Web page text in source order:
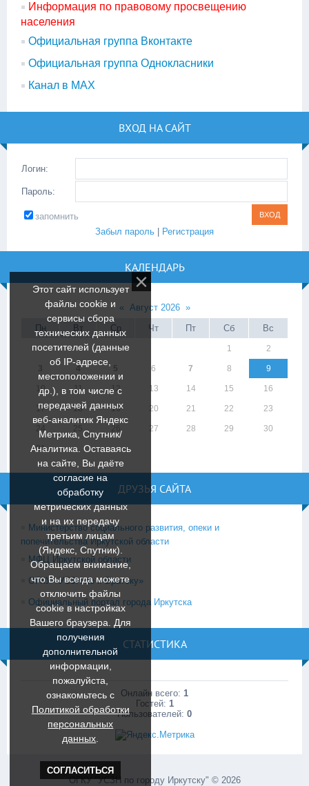
Информация по правовому просвещению
населения
Официальная группа Вконтакте
Официальная группа Однокласники
Канал в МАХ
ВХОД НА САЙТ
Логин:
Пароль:
запомнить
Забыл пароль
Регистрация
КАЛЕНДАРЬ
« Август 2026 »
Пн
Вт Ср Чт Пт Сб Вс
1 2
6 7 8 9
10 11 12 13 14 15 16
17 18 19 20 21 22 23
24 27 28 29 30
31
ДРУЗЬЯ САЙТА
Министерство социального развития, опеки и
попечительства Иркутской области
МФЦ Иркутской области
ОГКУ «УСЗН по г. Братску»
Официальный портал города Иркутска
СТАТИСТИКА
Онлайн всего: 1
Гостей: 1
Пользователей: 0
ОГКУ "УСЗН по городу Иркутску" © 2026
Этот сайт использует
файлы cookie и
сервисы сбора
технических данных
посетителей (данные
об IP-адресе,
местоположении и
др.), в том числе с
передачей данных
веб-аналитик Яндекс
Метрика, Спутник/
Аналитика. Оставаясь
на сайте, Вы даёте
согласие на
обработку
метрических данных
и на их передачу
третьим лицам
(Яндекс, Спутник).
Обращаем внимание,
что Вы всегда можете
отключить файлы
cookie в настройках
Вашего браузера. Для
получения
дополнительной
информации,
пожалуйста,
ознакомьтесь c
Политикой обработки
персональных
данных
СОГЛАСИТЬСЯ